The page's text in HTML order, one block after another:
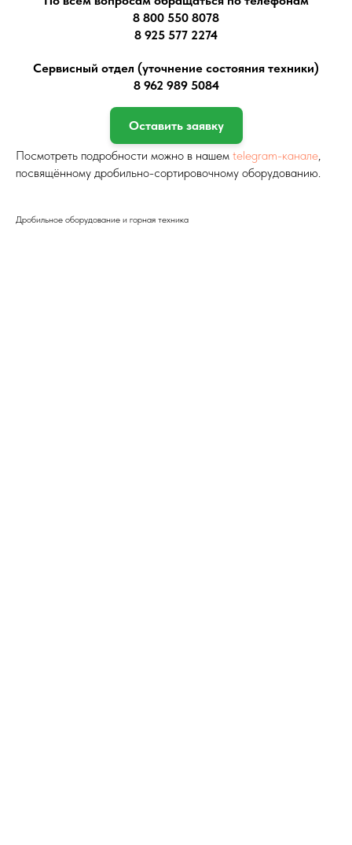
8 800 550 8078
8 925 577 2274
Сервисный отдел (уточнение состояния техники)
8 962 989 5084
Оставить заявку
Посмотреть подробности можно в нашем telegram-канале,
посвящённому дробильно-сортировочному оборудованию.
Дробильное оборудование и горная техника